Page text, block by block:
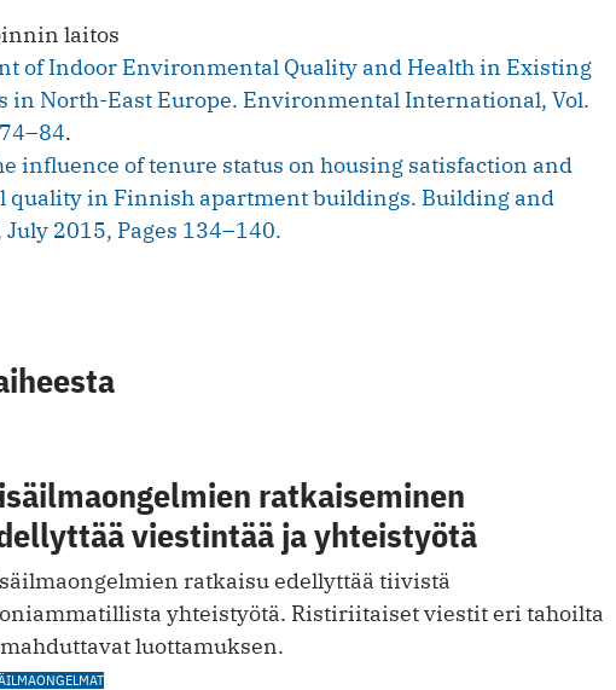
laitos
of Indoor Environmental Quality and Health in Existing
North-East Europe. Environmental International, Vol.
.
influence of tenure status on housing satisfaction and
quality in Finnish apartment buildings. Building and
2015, Pages 134–140.
ratkaiseminen
viestintää ja yhteistyötä
ratkaisu edellyttää tiivistä
yhteistyötä. Ristiriitaiset viestit eri tahoilta
luottamuksen.